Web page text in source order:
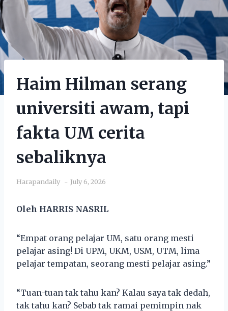
Haim Hilman serang
universiti awam, tapi
fakta UM cerita
sebaliknya
Harapandaily July 6, 2026
Oleh HARRIS NASRIL
“Empat orang pelajar UM, satu orang mesti
pelajar asing! Di UPM, UKM, USM, UTM, lima
pelajar tempatan, seorang mesti pelajar asing.”
“Tuan-tuan tak tahu kan? Kalau saya tak dedah,
tak tahu kan? Sebab tak ramai pemimpin nak